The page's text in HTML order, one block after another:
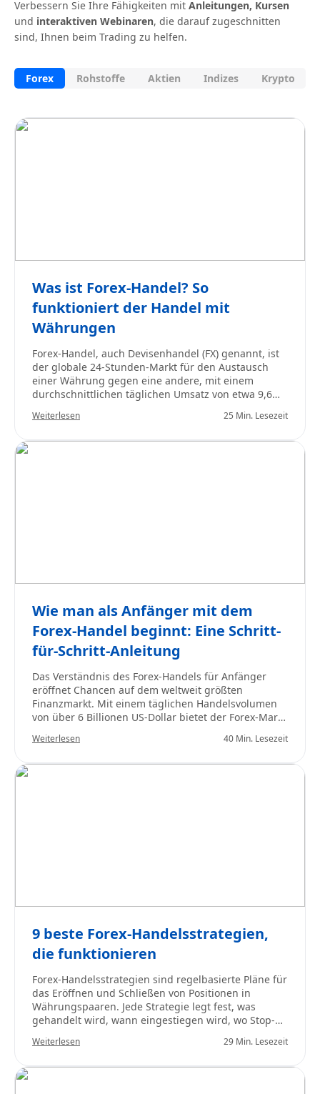
Verbessern Sie Ihre Fähigkeiten mit Anleitungen, Kursen
und interaktiven Webinaren, die darauf zugeschnitten
sind, Ihnen beim Trading zu helfen.
Forex Rohstoffe Aktien Indizes Krypto
Was ist Forex-Handel? So
funktioniert der Handel mit
Währungen
Forex-Handel, auch Devisenhandel (FX) genannt, ist
der globale 24-Stunden-Markt für den Austausch
einer Währung gegen eine andere, mit einem
durchschnittlichen täglichen Umsatz von etwa 9,6
Währungspaare wie EUR/USD und USD/JPY, um auf
Weiterlesen 25 Min. Lesezeit
Wie man als Anfänger mit dem
Forex-Handel beginnt: Eine Schritt-
für-Schritt-Anleitung
Das Verständnis des Forex-Handels für Anfänger
eröffnet Chancen auf dem weltweit größten
Finanzmarkt. Mit einem täglichen Handelsvolumen
von über 6 Billionen US-Dollar bietet der Forex-Markt
sodass Sie Haupt-, Neben- und exotische
Weiterlesen 40 Min. Lesezeit
9 beste Forex-Handelsstrategien,
die funktionieren
Forex-Handelsstrategien sind regelbasierte Pläne für
das Eröffnen und Schließen von Positionen in
Währungspaaren. Jede Strategie legt fest, was
gehandelt wird, wann eingestiegen wird, wo Stop-
ausgestiegen wird. Strategien basieren auf
Weiterlesen 29 Min. Lesezeit